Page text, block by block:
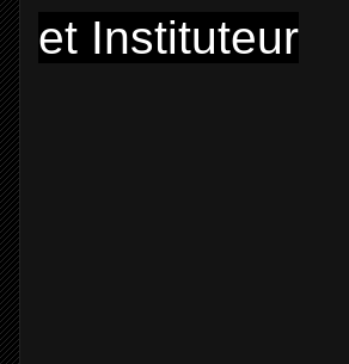
et Instituteur